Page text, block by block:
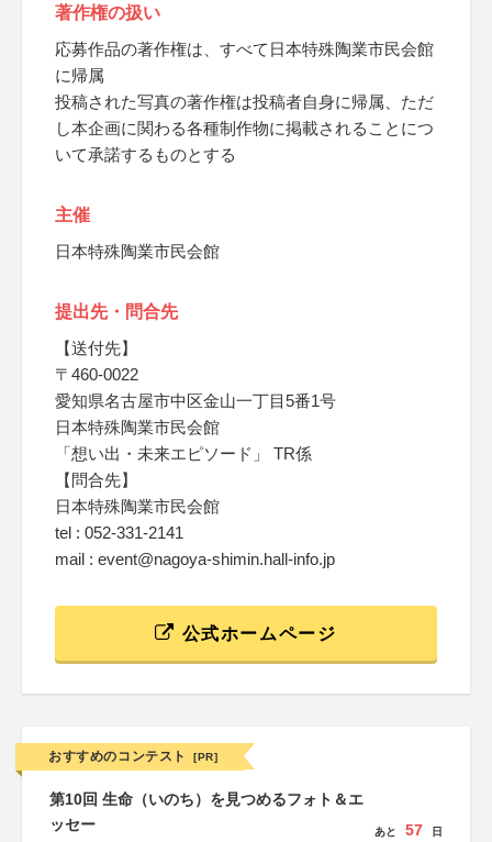
著作権の扱い
応募作品の著作権は、すべて日本特殊陶業市民会館
に帰属
投稿された写真の著作権は投稿者自身に帰属、ただ
し本企画に関わる各種制作物に掲載されることにつ
いて承諾するものとする
主催
日本特殊陶業市民会館
提出先・問合先
【送付先】
〒460-0022
愛知県名古屋市中区金山一丁目5番1号
日本特殊陶業市民会館
「想い出・未来エピソード」 TR係
【問合先】
日本特殊陶業市民会館
tel : 052-331-2141
mail : event@nagoya-shimin.hall-info.jp
公式ホームページ
おすすめのコンテスト [PR]
第10回 生命（いのち）を見つめるフォト＆エ
ッセー
あと 57 日